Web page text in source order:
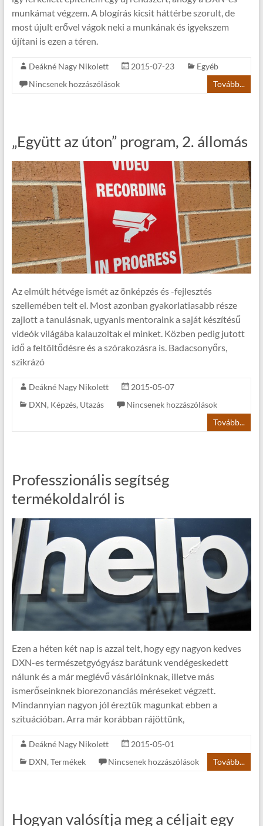
munkámat végzem. A blogírás kicsit háttérbe szorult, de
most újult erővel vágok neki a munkának és igyekszem
újítani is ezen a téren.
Deákné Nagy Nikolett 2015-07-23
Egyéb
Nincsenek hozzászólások
Tovább...
„Együtt az úton” program, 2. állomás
Az elmúlt hétvége ismét az önképzés és -fejlesztés
szellemében telt el. Most azonban gyakorlatiasabb része
zajlott a tanulásnak, ugyanis mentoraink a saját készítésű
videók világába kalauzoltak el minket. Közben pedig jutott
idő a feltöltődésre és a szórakozásra is. Badacsonyőrs,
szikrázó
Deákné Nagy Nikolett
2015-05-07
DXN, Képzés, Utazás
Nincsenek hozzászólások
Tovább...
Professzionális segítség
termékoldalról is
Ezen a héten két nap is azzal telt, hogy egy nagyon kedves
DXN-es természetgyógyász barátunk vendégeskedett
nálunk és a már meglévő vásárlóinknak, illetve más
ismerőseinknek biorezonanciás méréseket végzett.
Mindannyian nagyon jól éreztük magunkat ebben a
szituációban. Arra már korábban rájöttünk,
Deákné Nagy Nikolett
2015-05-01
DXN, Termékek Nincsenek hozzászólások Tovább...
Hogyan valósítja meg a céljait egy